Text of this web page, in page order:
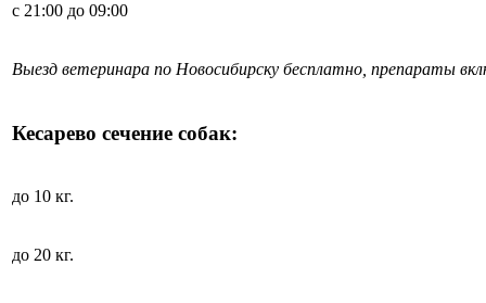
с 21:00 до 09:00
Выезд ветеринара по Новосибирску бесплатно, препараты
Кесарево сечение собак:
до 10 кг.
до 20 кг.